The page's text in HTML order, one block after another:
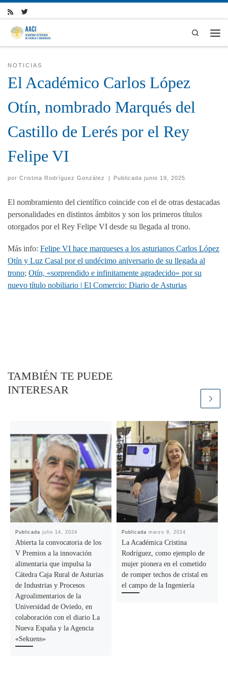
Skip to content
Search
NOTICIAS
El Académico Carlos López
Otín, nombrado Marqués del
Castillo de Lerés por el Rey
Felipe VI
por Cristina Rodríguez González | Publicadajunio 19, 2025
El nombramiento del científico coincide con el de otras destacadas
personalidades en distintos ámbitos y son los primeros títulos
otorgados por el Rey Felipe VI desde su llegada al trono.
Más info: Felipe VI hace marqueses a los asturianos Carlos López
Otín y Luz Casal por el undécimo aniversario de su llegada al
trono; Otín, «sorprendido e infinitamente agradecido» por su
nuevo título nobiliario | El Comercio: Diario de Asturias
TAMBIÉN TE PUEDE
INTERESAR
Publicadajulio 14, 2024
Abierta la convocatoria de los
V Premios a la innovación
alimentaria que impulsa la
Cátedra Caja Rural de Asturias
de Industrias y Procesos
Agroalimentarios de la
Universidad de Oviedo, en
colaboración con el diario La
Nueva España y la Agencia
«Sekuens»
Publicadamarzo 9, 2024
La Académica Cristina
Rodríguez, como ejemplo de
mujer pionera en el cometido
de romper techos de cristal en
el campo de la Ingeniería